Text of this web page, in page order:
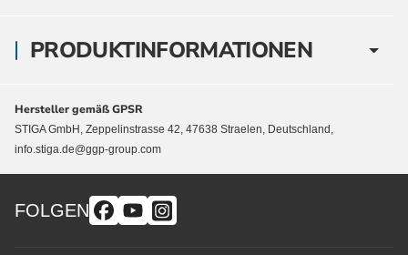
PRODUKTINFORMATIONEN
Hersteller gemäß GPSR
STIGA GmbH, Zeppelinstrasse 42, 47638 Straelen, Deutschland,
info.stiga.de@ggp-group.com
FOLGEN